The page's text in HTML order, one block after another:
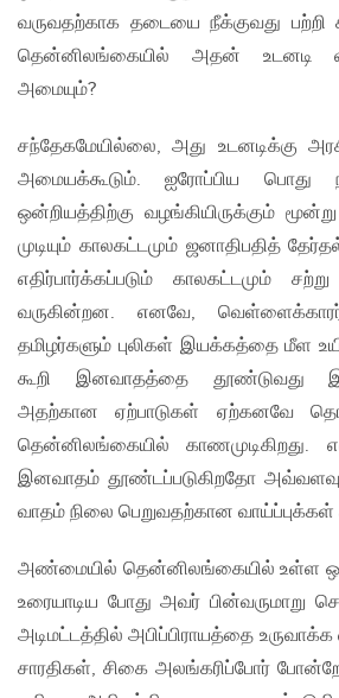
வருவதற்காக தடையை நீக்குவது பற்றி
தென்னிலங்கையில் அதன் உடனடி
அமையும்?
சந்தேகமேயில்லை, அது உடனடிக்கு
அமையக்கூடும். ஐரோப்பிய பொது
ஒன்றியத்திற்கு வழங்கியிருக்கும்
முடியும் காலகட்டமும் ஜனாதிபதித்
எதிர்பார்க்கப்படும் காலகட்டமும்
வருகின்றன. எனவே,
தமிழர்களும் புலிகள் இயக்கத்தை மீள
கூறி இனவாதத்தை தூண்டுவது
அதற்கான ஏற்பாடுகள் ஏற்கனவே
தென்னிலங்கையில் காணமுடிகிறது.
இனவாதம் தூண்டப்படுகிறதோ
வாதம் நிலை பெறுவதற்கான வாய்ப்புக்கள்
அண்மையில் தென்னிலங்கையில் உள்ள
உரையாடிய போது அவர் பின்வருமாறு
அடிமட்டத்தில் அபிப்பிராயத்தை
சாரதிகள், சிகை அலங்கரிப்போர்